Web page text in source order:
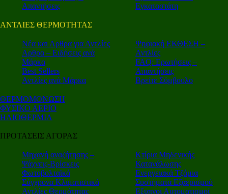
Απαντήσεις
Εγκαταστάτη
ΑΝΤΛΙΕΣ ΘΕΡΜΟΤΗΤΑΣ
Nέα και Αρθρα για Αντλίες
Αρθρα – Ειδήσεις ανά
Μάρκα
Best Sellers
Αντλίες ανά Μάρκα
Ψηφιακή ΕΚΘΕΣΗ –
Αντλίες
FAQ: Ερωτήσεις –
Απαντήσεις
Βρείτε Σύμβουλο
ΘΕΡΜΟΜΟΝΩΣΗ
ΦΥΣΙΚΟ ΑΕΡΙΟ
ΗΛΙΟΘΕΡΜΙΑ
ΠΡΟΤΑΣΕΙΣ ΑΓΟΡΑΣ
Μηχανή αναζήτησης –
Ψάχνεις-Βρίσκεις
Φωτοβολταϊκά
Σύγχρονα Κλιματιστικά
Αντλίες Θερμότητας
Κτίρια Μηδενικής
Κατανάλωσης
Ενεργειακά Τζάμια
Συστήματα Εξαερισμού
Εξυπνοι Αυτοματισμοί